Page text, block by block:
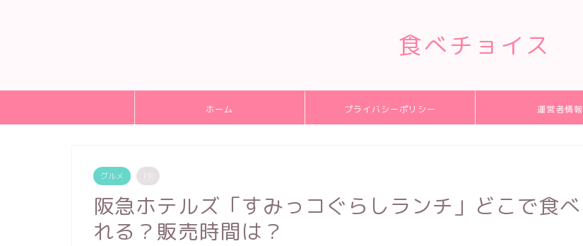
食べチョイス
ホーム プライバシーポリシー 運営者情報
グルメ
阪急ホテルズ「すみっコぐらしランチ」どこで食べ
れる？販売時間は？